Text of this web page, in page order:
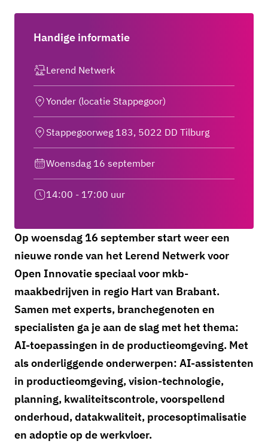
Op woensdag 16 september start weer een
nieuwe ronde van het Lerend Netwerk voor
Open Innovatie speciaal voor mkb-
maakbedrijven in regio Hart van Brabant.
Samen met experts, branchegenoten en
specialisten ga je aan de slag met het thema:
AI-toepassingen in de productieomgeving. Met
als onderliggende onderwerpen: AI-assistenten
in productieomgeving, vision-technologie,
planning, kwaliteitscontrole, voorspellend
onderhoud, datakwaliteit, procesoptimalisatie
en adoptie op de werkvloer.
Handige informatie
Lerend Netwerk
Yonder (locatie Stappegoor)
Stappegoorweg 183, 5022 DD Tilburg
Woensdag 16 september
14:00 - 17:00 uur